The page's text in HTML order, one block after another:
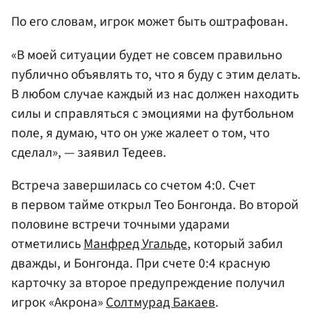
По его словам, игрок может быть оштрафован.
«В моей ситуации будет не совсем правильно
публично объявлять то, что я буду с этим делать.
В любом случае каждый из нас должен находить
силы и справляться с эмоциями на футбольном
поле, я думаю, что он уже жалеет о том, что
сделал», — заявил Тедеев.
Встреча завершилась со счетом 4:0. Счет
в первом тайме открыл Тео Бонгонда. Во второй
половине встречи точными ударами
отметилисьМанфред Угальде, который забил
дважды, и Бонгонда. При счете 0:4 красную
карточку за второе предупреждение получил
игрок «Акрона»Солтмурад Бакаев.